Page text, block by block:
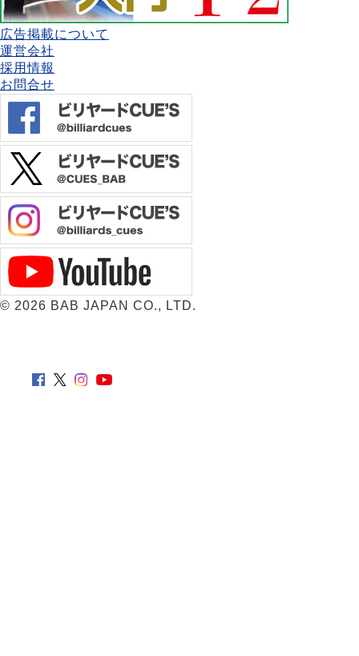
広告掲載について
運営会社
採用情報
お問合せ
© 2026 BAB JAPAN CO., LTD.